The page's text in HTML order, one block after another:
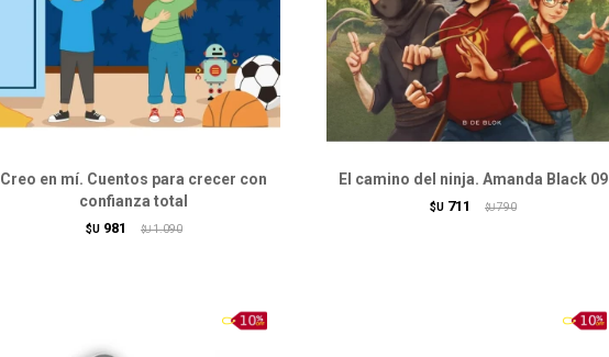
Creo en mí. Cuentos para crecer con
confianza total
$U 981 $U 1.090
El camino del ninja. Amanda Black 09
$U 711 $U 790